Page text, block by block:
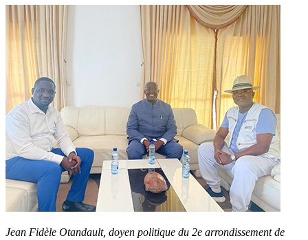
Jean Fidèle Otandault, doyen politique du 2e arrondissement de